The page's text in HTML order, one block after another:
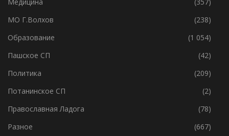
Ленобласть
(4 580)
Медицина
(357)
МО Г.Волхов
(238)
Образование
(1 054)
Пашское СП
(42)
Политика
(209)
Потанинское СП
(2)
Православная Ладога
(78)